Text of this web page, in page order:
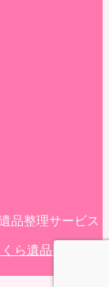
品整理サービス
ら遺品整理サー